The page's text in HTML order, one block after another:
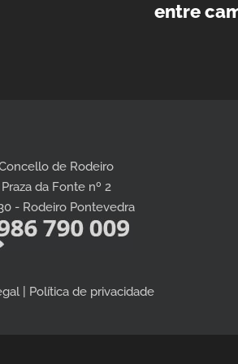
entre
de Rodeiro
Praza da Fonte nº 2
- Rodeiro Pontevedra
| Política de privacidade